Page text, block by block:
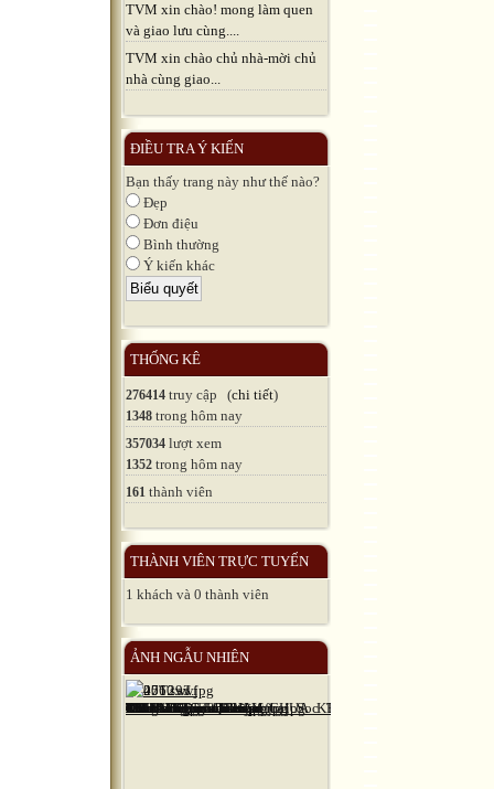
TVM xin chào! mong làm quen
và giao lưu cùng....
TVM xin chào chủ nhà-mời chủ
nhà cùng giao...
ĐIỀU TRA Ý KIẾN
Bạn thấy trang này như thế nào?
Đẹp
Đơn điệu
Bình thường
Ý kiến khác
THỐNG KÊ
276414 truy cập (chi tiết)
1348 trong hôm nay
357034 lượt xem
1352 trong hôm nay
161 thành viên
THÀNH VIÊN TRỰC TUYẾN
1 khách và 0 thành viên
ẢNH NGẪU NHIÊN